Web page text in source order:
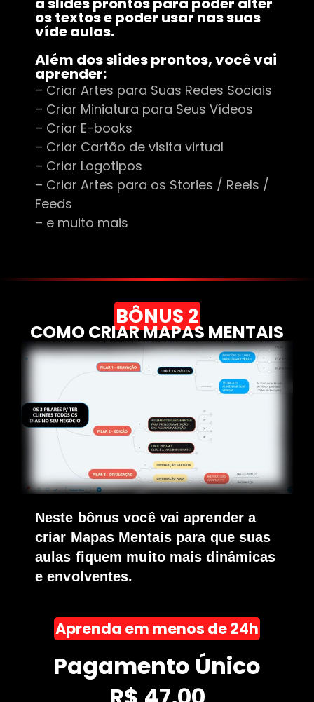
os textos e poder usar nas suas
víde aulas.
Além dos slides prontos, você vai
aprender:
– Criar Artes para Suas Redes Sociais
– Criar Miniatura para Seus Vídeos
– Criar E-books
– Criar Cartão de visita virtual
– Criar Logotipos
– Criar Artes para os Stories / Reels /
Feeds
– e muito mais
BÔNUS 2
COMO CRIAR MAPAS MENTAIS
Neste bônus você vai aprender a
criar Mapas Mentais para que suas
aulas fiquem muito mais dinâmicas
e envolventes.
Aprenda em menos de 24h
Pagamento Único